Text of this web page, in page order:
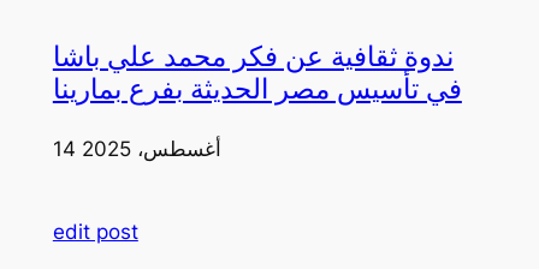
ندوة ثقافية عن فكر محمد علي باشا
في تأسيس مصر الحديثة بفرع بمارينا
14 أغسطس، 2025
edit post